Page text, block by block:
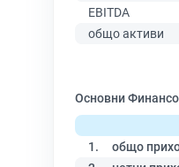
EBITDA
общо активи
Основни
1.
общо